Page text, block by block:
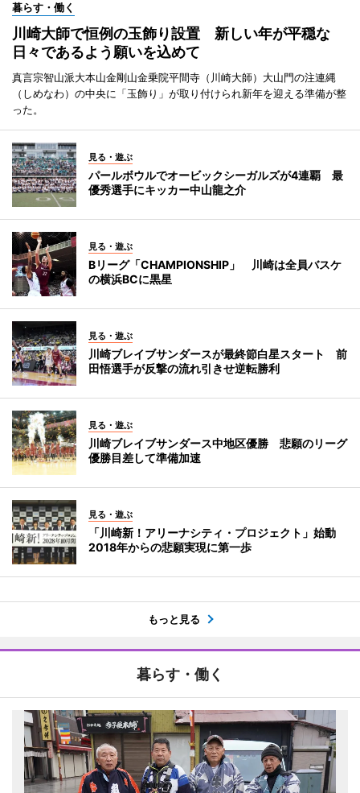
暮らす・働く
川崎大師で恒例の玉飾り設置 新しい年が平穏な
日々であるよう願いを込めて
真言宗智山派大本山金剛山金乗院平間寺（川崎大師）大山門の注連縄
（しめなわ）の中央に「玉飾り」が取り付けられ新年を迎える準備が整
った。
見る・遊ぶ
パールボウルでオービックシーガルズが4連覇 最
優秀選手にキッカー中山龍之介
見る・遊ぶ
Bリーグ「CHAMPIONSHIP」 川崎は全員バスケ
の横浜BCに黒星
見る・遊ぶ
川崎ブレイブサンダースが最終節白星スタート 前
田悟選手が反撃の流れ引きせ逆転勝利
見る・遊ぶ
川崎ブレイブサンダース中地区優勝 悲願のリーグ
優勝目差して準備加速
見る・遊ぶ
「川崎新！アリーナシティ・プロジェクト」始動
2018年からの悲願実現に第一歩
もっと見る
暮らす・働く